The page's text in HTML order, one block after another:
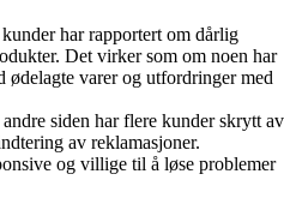
har rapportert om dårlig
Det virker som om noen har
ødelagte varer og utfordringer med
andre siden har flere kunder skrytt av
av reklamasjoner.
og villige til å løse problemer